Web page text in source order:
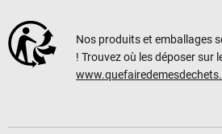
Nos produits et emballages
! Trouvez où les déposer sur